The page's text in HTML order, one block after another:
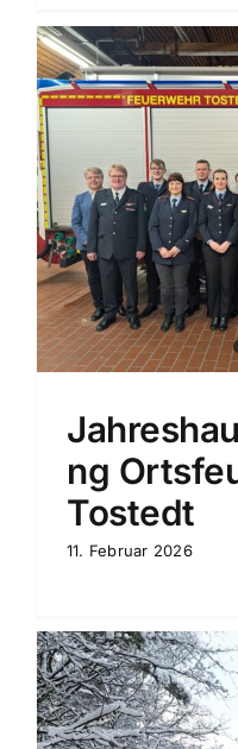
ng
Tostedt
11. Februar 2026